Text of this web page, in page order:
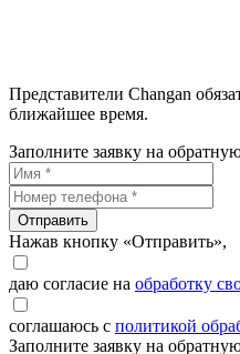
Представители Changan
ближайшее время.
Заполните заявку на
Отправить
Нажав кнопку «Отправить»,
даю согласие на обработку
соглашаюсь с политикой
Заполните заявку на